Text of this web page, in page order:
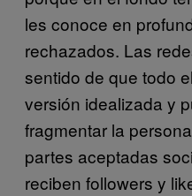
les conoce en
rechazados. Las
sentido de que todo
versión idealizada y
fragmentar la
partes aceptadas
reciben followers y